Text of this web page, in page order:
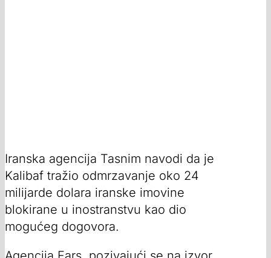
Iranska agencija Tasnim navodi da je
Kalibaf tražio odmrzavanje oko 24
milijarde dolara iranske imovine
blokirane u inostranstvu kao dio
mogućeg dogovora.